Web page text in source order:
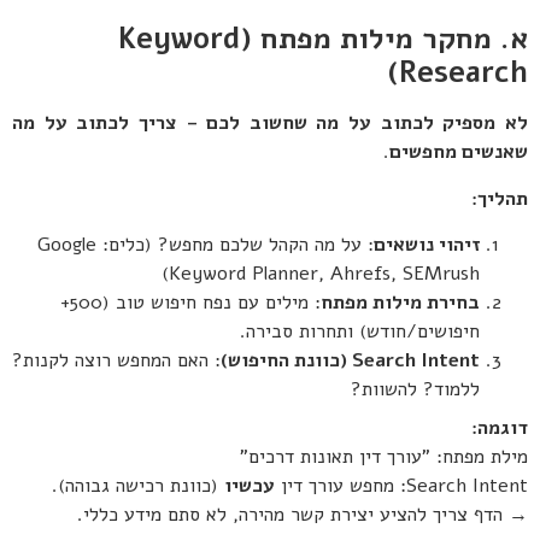
א. מחקר מילות מפתח (Keyword
Research)
לא מספיק לכתוב על מה שחשוב לכם – צריך לכתוב על מה
שאנשים מחפשים.
תהליך:
זיהוי נושאים
: על מה הקהל שלכם מחפש? (כלים: Google
Keyword Planner, Ahrefs, SEMrush)
בחירת מילות מפתח
: מילים עם נפח חיפוש טוב (500+
חיפושים/חודש) ותחרות סבירה.
Search Intent ( כוונת החיפוש): האם המחפש רוצה לקנות?
ללמוד? להשוות?
דוגמה:
מילת מפתח: "עורך דין תאונות דרכים"
Search Intent: מחפש עורך דין
עכשיו (כוונת רכישה גבוהה).
→ הדף צריך להציע יצירת קשר מהירה, לא סתם מידע כללי.